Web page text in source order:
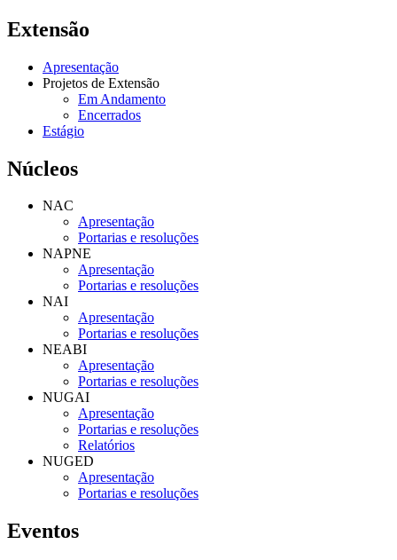
Extensão
Apresentação
Projetos de Extensão
Em Andamento
Encerrados
Estágio
Núcleos
NAC
Apresentação
Portarias e resoluções
NAPNE
Apresentação
Portarias e resoluções
NAI
Apresentação
Portarias e resoluções
NEABI
Apresentação
Portarias e resoluções
NUGAI
Apresentação
Portarias e resoluções
Relatórios
NUGED
Apresentação
Portarias e resoluções
Eventos